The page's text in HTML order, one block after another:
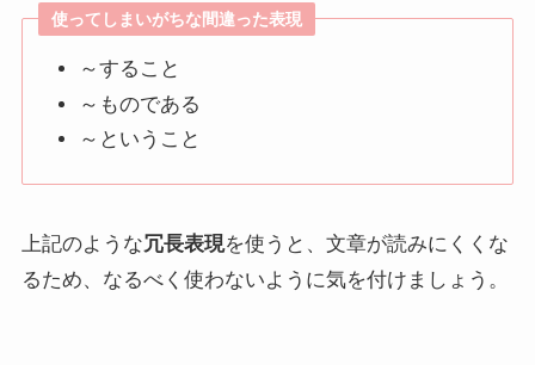
使ってしまいがちな間違った表現
～すること
～ものである
～ということ
上記のような冗長表現を使うと、文章が読みにくくな
るため、なるべく使わないように気を付けましょう。